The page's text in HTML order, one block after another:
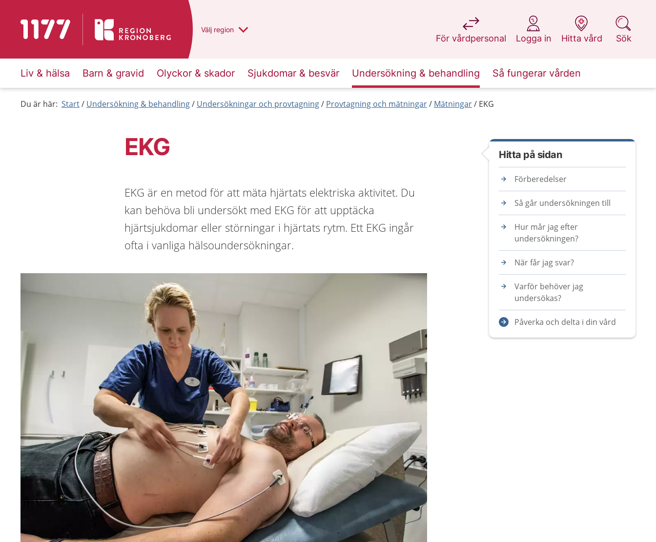
Till startsidan för 1177 Du har valt region
Välj en annan
region
För vårdpersonal
på 1177.se
Logga in
på 1177.se
Hitta vård
på 1177.se
Sök
på 1177.se
Liv & hälsa Barn & gravid Olyckor & skador Sjukdomar & besvär Undersökning & behandling Så fungerar vården
Du är här: Start Undersökning & behandling Undersökningar och provtagning Provtagning och mätningar Mätningar EKG
EKG
EKG är en metod för att mäta hjärtats elektriska aktivitet. Du
kan behöva bli undersökt med EKG för att upptäcka
hjärtsjukdomar eller störningar i hjärtats rytm. Ett EKG ingår
ofta i vanliga hälsoundersökningar.
Hitta på sidan
Förberedelser
Så går undersökningen till
Hur mår jag efter
undersökningen?
När får jag svar?
Varför behöver jag
undersökas?
Påverka och delta i din vård